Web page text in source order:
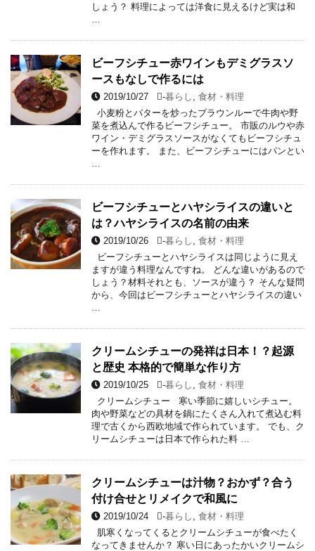
しょう？ 料理によっては洋食に見えるけど実は和
ビーフシチュー赤ワインもデミグラスソ
ースもなしで作るには
2019/10/27 -暮らし
食材・料理
小麦粉とバターを炒ったブラウンルーで牛肉や野
菜を煮込んで作るビーフシチュー。 市販のルウや赤
ワイン・デミグラスソースがなくてもビーフシチュ
ーを作れます。 また、ビーフシチューにはパンとい
ビーフシチューとハヤシライスの違いと
は？ハヤシライスの名前の由来
2019/10/26 -暮らし
食材・料理
ビーフシチューとハヤシライスは同じように見え
ますが違う料理なんですね。 どんな違いがあるので
しょう？材料それとも、ソースが違う？ そんな疑問
から、今回はビーフシチューとハヤシライスの違い
クリームシチューの発祥は日本！？起源
と歴史 本格的で簡単な作り方
2019/10/25 -暮らし
食材・料理
クリームシチュー 寒い季節に嬉しいシチュー。
肉や野菜などの具材を鍋にたくさん入れて煮込む料
理で古くから西欧地域で作られています。 でも、ク
リームシチューは日本で作られた料 …
クリームシチューは汁物？おかず？合う
付け合せとリメイクで和風に
2019/10/24 -暮らし
食材・料理
肌寒くなってくるとクリームシチューが食べたく
なってきませんか？ 寒い日にあったかいクリームシ